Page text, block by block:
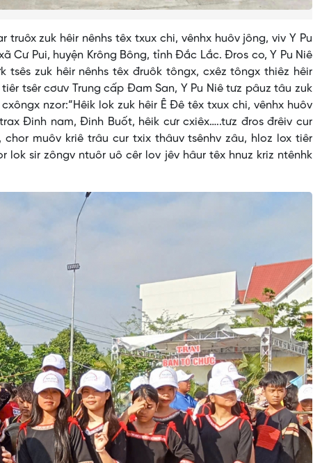
truôx zuk hêir nênhs têx txux chi, vênhx huôv jông, viv Y Pu
Cư Pui, huyện Krông Bông, tỉnh Đắc Lắc. Đros co, Y Pu Niê
tsês zuk hêir nênhs têx đruôk tôngx, cxêz tôngx thiêz hêir
tsêr cơưv Trung cấp Đam San, Y Pu Niê tưz pâuz tâu zuk
nzor:“Hêik lok zuk hêir Ê Đê têx txux chi, vênhx huôv
Đinh nam, Đinh Buốt, hêik cưr cxiêx…..tưz đros đrêiv cur
muôv kriê trâu cur txix thâuv tsênhv zâu, hloz lox tiêr
lok sir zôngv ntuôr uô cêr lov jêv hâur têx hnuz kriz ntênhk